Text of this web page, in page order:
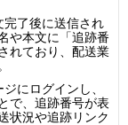
完了後に送信され
や本文に「追跡番
れており、配送業
にログインし、
で、追跡番号が表
状況や追跡リンク